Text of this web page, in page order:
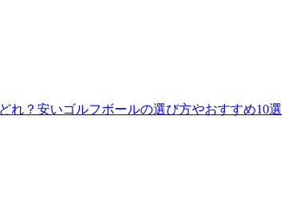
れ？安いゴルフボールの選び方やおすすめ10選